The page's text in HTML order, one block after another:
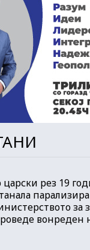
царски рез 19
за
вонреден